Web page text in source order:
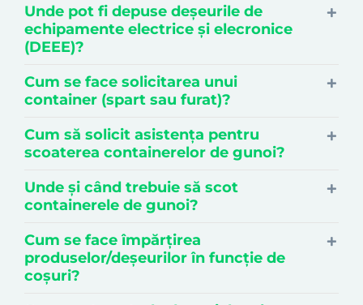
Unde pot fi depuse deșeurile de
echipamente electrice și elecronice
(DEEE)?
Cum se face solicitarea unui
container (spart sau furat)?
Cum să solicit asistența pentru
scoaterea containerelor de gunoi?
Unde și când trebuie să scot
containerele de gunoi?
Cum se face împărțirea
produselor/deșeurilor în funcție de
coșuri?